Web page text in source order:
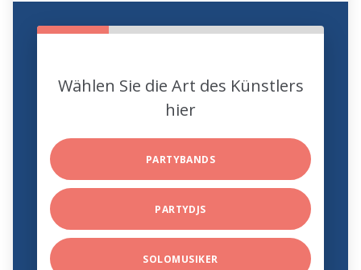
Wählen Sie die Art des Künstlers
hier
PARTYBANDS
PARTYDJS
SOLOMUSIKER